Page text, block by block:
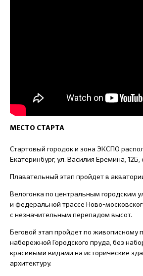
МЕСТО СТАРТА
Стартовый городок и зона ЭКСПО
Екатеринбург, ул. Василия Еремина,
Плавательный этап пройдет в
Велогонка по центральным городским
и федеральной трассе Ново-
с незначительным перепадом высот.
Беговой этап пройдет по живописному
набережной Городского пруда, без
красивыми видами на исторические
архитектуру.